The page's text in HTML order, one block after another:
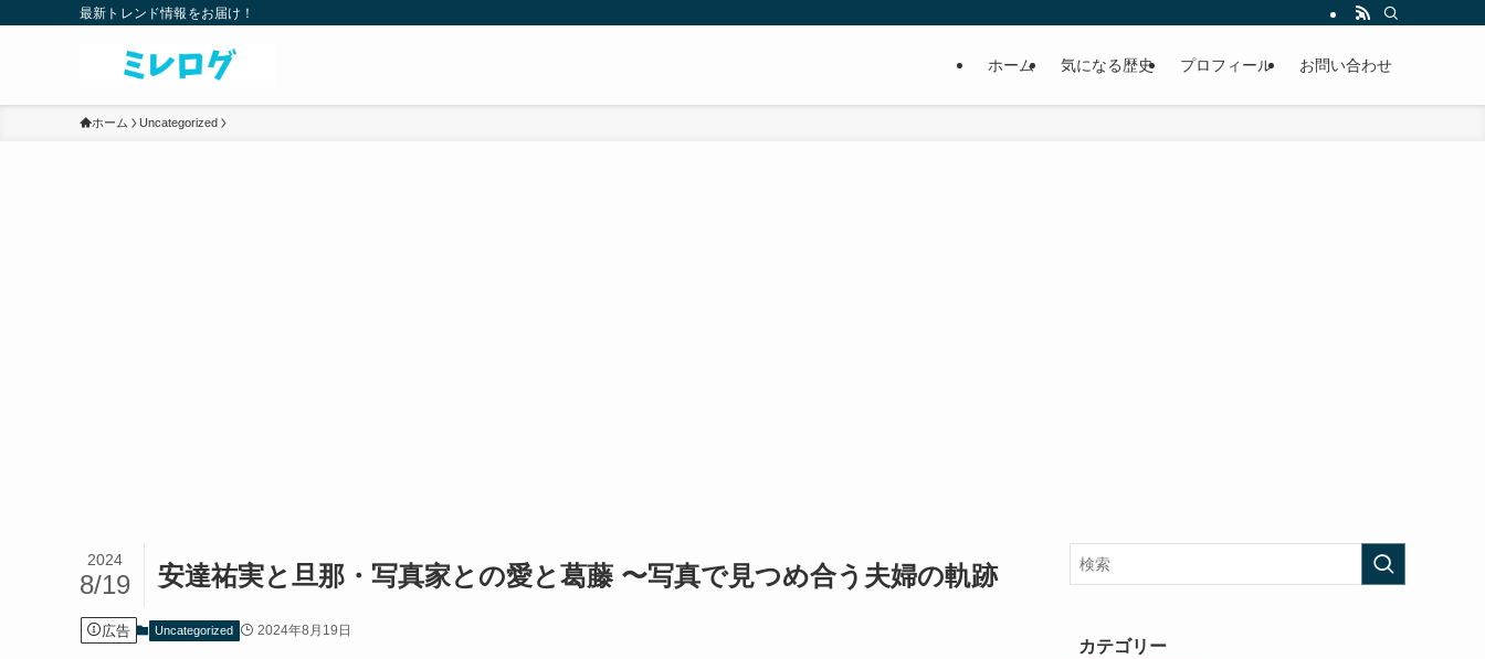
最新トレンド情報をお届け！
ホーム 気になる歴史 プロフィール お問い合わせ
ホーム Uncategorized
安達祐実と旦那・写真家との愛と葛藤 〜写真で見つめ合う夫婦の軌跡
2024
8/19
広告 Uncategorized 2024年8月19日
カテゴリー